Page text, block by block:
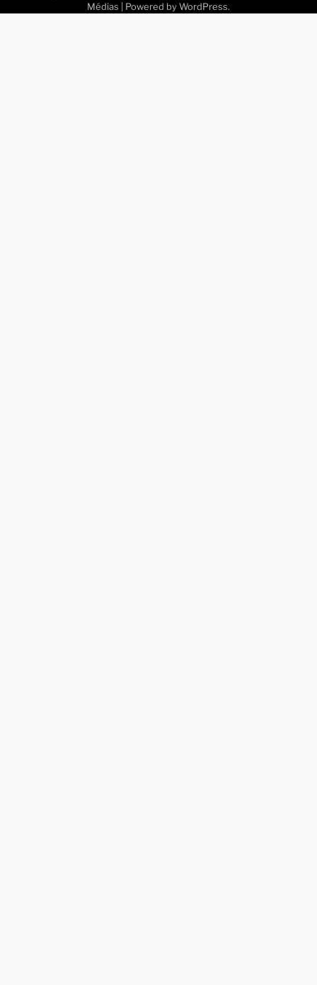
Médias | Powered by WordPress.